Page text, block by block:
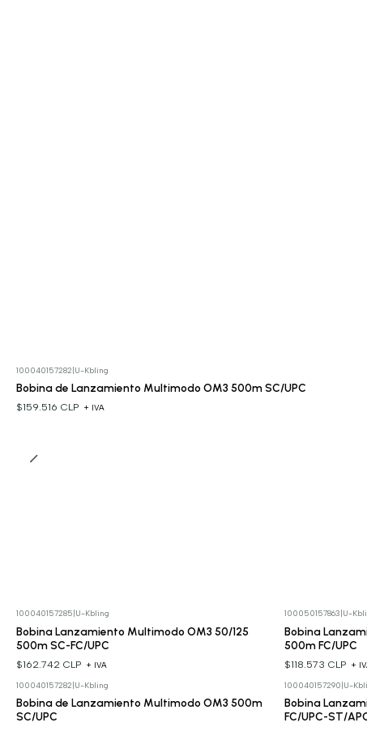
100040157282 U-Kbling
Bobina de Lanzamiento Multimodo OM3 500m SC/UPC
$159.516 CLP + IVA
100040157285 U-Kbling
Bobina Lanzamiento Multimodo OM3 50/125
500m SC-FC/UPC
$162.742 CLP + IVA
100050157863 U-
Bobina
500m FC/UPC
$118.573 CLP +
100040157282 U-Kbling
Bobina de Lanzamiento Multimodo OM3 500m
SC/UPC
100040157290 U-
Bobina
FC/UPC-ST/